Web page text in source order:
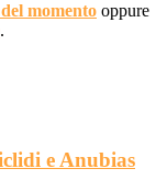
momento oppure
.
e Anubias